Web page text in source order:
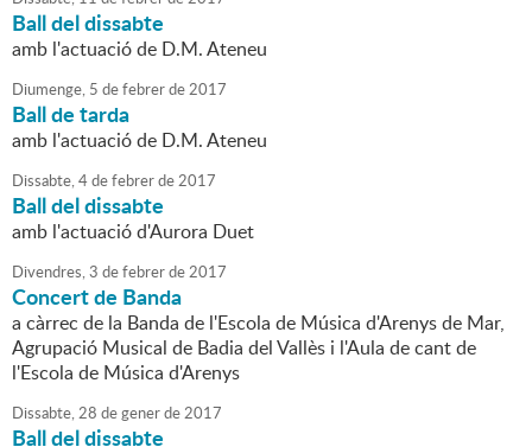
Ball del dissabte
amb l'actuació de D.M. Ateneu
Diumenge, 5 defebrerde2017
Ball de tarda
amb l'actuació de D.M. Ateneu
Dissabte,4defebrerde2017
Ball del dissabte
amb l'actuació d'Aurora Duet
Divendres,3 defebrerde2017
Concert de Banda
a càrrec de la Banda de l'Escola de Música d'Arenys de Mar,
Agrupació Musical de Badia del Vallès i l'Aula de cant de
l'Escola de Música d'Arenys
Dissabte,28 degenerde2017
Ball del dissabte